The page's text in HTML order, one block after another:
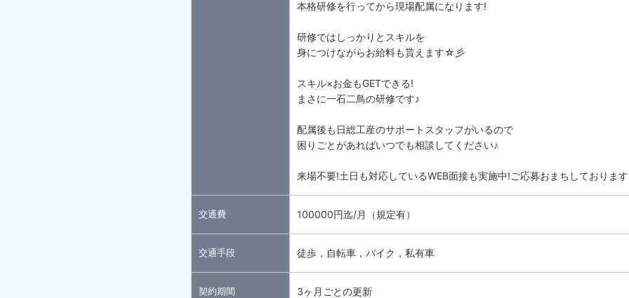
本格研修を行ってから現場配属になります!
研修ではしっかりとスキルを
身につけながらお給料も貰えます☆彡
スキル×お金もGETできる!
まさに一石二鳥の研修です♪
配属後も日総工産のサポートスタッフがいるので
困りごとがあればいつでも相談してください♪
来場不要!土日も対応しているWEB面接も実施中!ご応募おまちしておりま
交通費 100000円迄/月（規定有）
交通手段 徒歩，自転車，バイク，私有車
契約期間 3ヶ月ごとの更新